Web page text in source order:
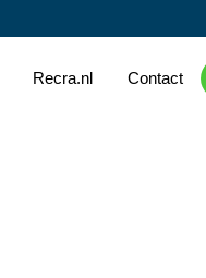
Recra.nl Contact